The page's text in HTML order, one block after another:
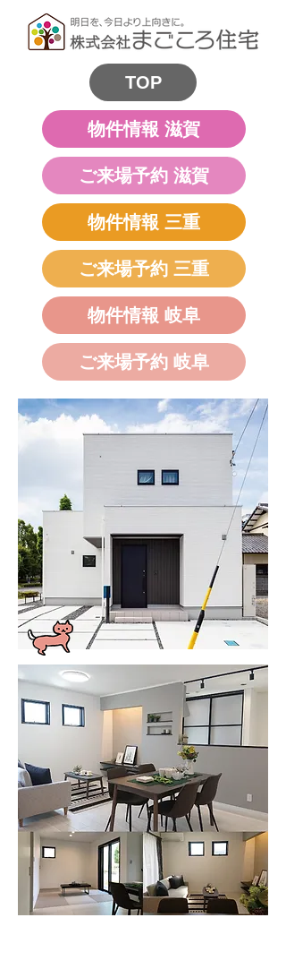
TOP
物件情報 滋賀
ご来場予約 滋賀
物件情報 三重
ご来場予約 三重
物件情報 岐阜
ご来場予約 岐阜